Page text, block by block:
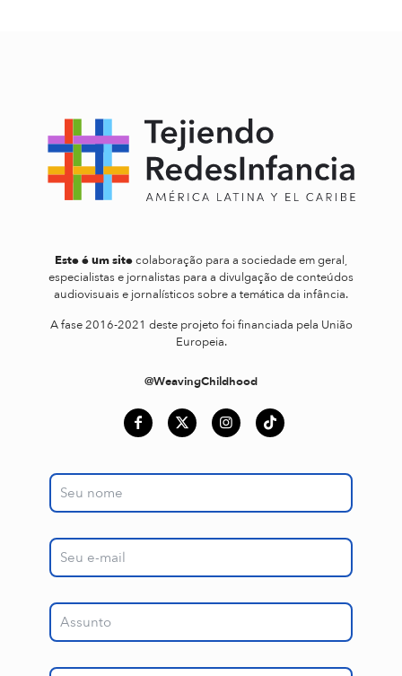
Este é um sitecolaboração para a sociedade em geral,
especialistas e jornalistas para a divulgação de conteúdos
audiovisuais e jornalísticos sobre a temática da infância.
A fase 2016-2021 deste projeto foi financiada pela União
Europeia.
@WeavingChildhood